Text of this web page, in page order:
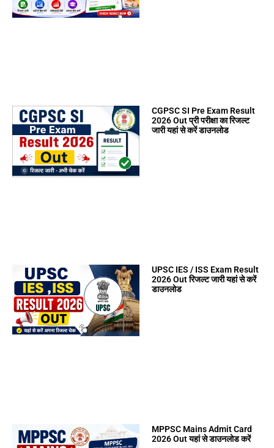
CGPSC SI Pre Exam Result
2026 Out प्री परीक्षा का रिजल्ट
जारी यहां से करें डाउनलोड
UPSC IES / ISS Exam Result
2026 Out रिजल्ट जारी यहां से करें
डाउनलोड
MPPSC Mains Admit Card
2026 Out यहां से डाउनलोड करें